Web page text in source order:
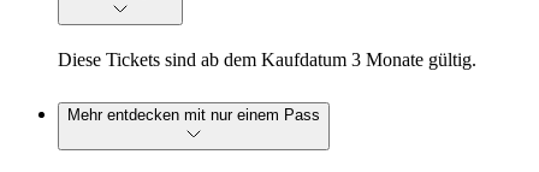
Diese Tickets sind ab dem Kaufdatum 3 Monate gültig.
Mehr entdecken mit nur einem Pass